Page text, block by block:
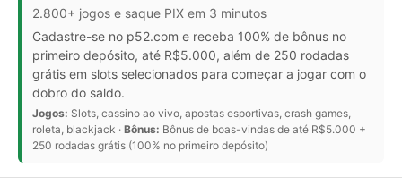
2.800+ jogos e saque PIX em 3 minutos
Cadastre-se no p52.com e receba 100% de bônus no
primeiro depósito, até R$5.000, além de 250 rodadas
grátis em slots selecionados para começar a jogar com o
dobro do saldo.
Jogos: Slots, cassino ao vivo, apostas esportivas, crash games,
roleta, blackjack · Bônus: Bônus de boas-vindas de até R$5.000 +
250 rodadas grátis (100% no primeiro depósito)